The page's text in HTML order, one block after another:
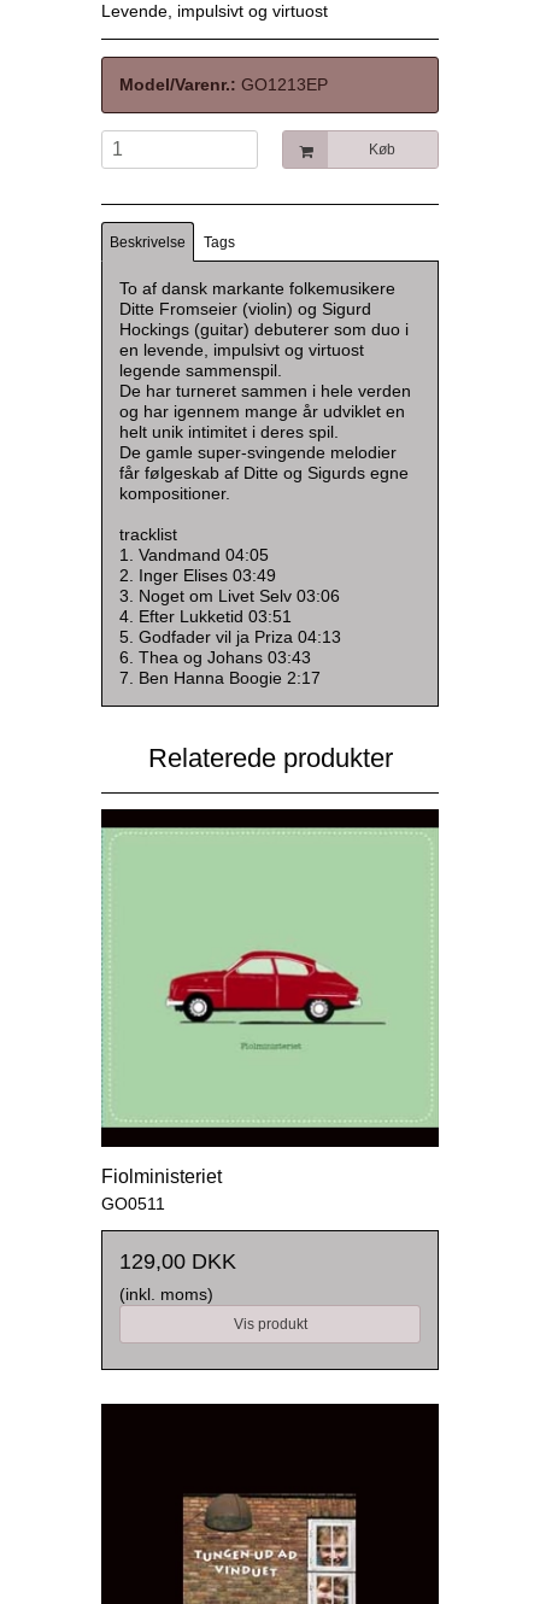
Levende, impulsivt og virtuost
Model/Varenr.: GO1213EP
Køb
Beskrivelse Tags
To af dansk markante folkemusikere
Ditte Fromseier (violin) og Sigurd
Hockings (guitar) debuterer som duo i
en levende, impulsivt og virtuost
legende sammenspil.
De har turneret sammen i hele verden
og har igennem mange år udviklet en
helt unik intimitet i deres spil.
De gamle super-svingende melodier
får følgeskab af Ditte og Sigurds egne
kompositioner.
tracklist
1. Vandmand 04:05
2. Inger Elises 03:49
3. Noget om Livet Selv 03:06
4. Efter Lukketid 03:51
5. Godfader vil ja Priza 04:13
6. Thea og Johans 03:43
7. Ben Hanna Boogie 2:17
Relaterede produkter
Fiolministeriet
GO0511
129,00 DKK
(inkl. moms)
Vis produkt